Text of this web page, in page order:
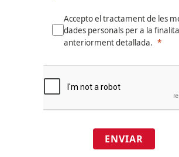
Accepto el tractament de les
dades personals per a la
anteriorment detallada.
ENVIAR